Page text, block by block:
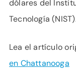
dólares del
Tecnología
Lea el artículo
en Chattanooga